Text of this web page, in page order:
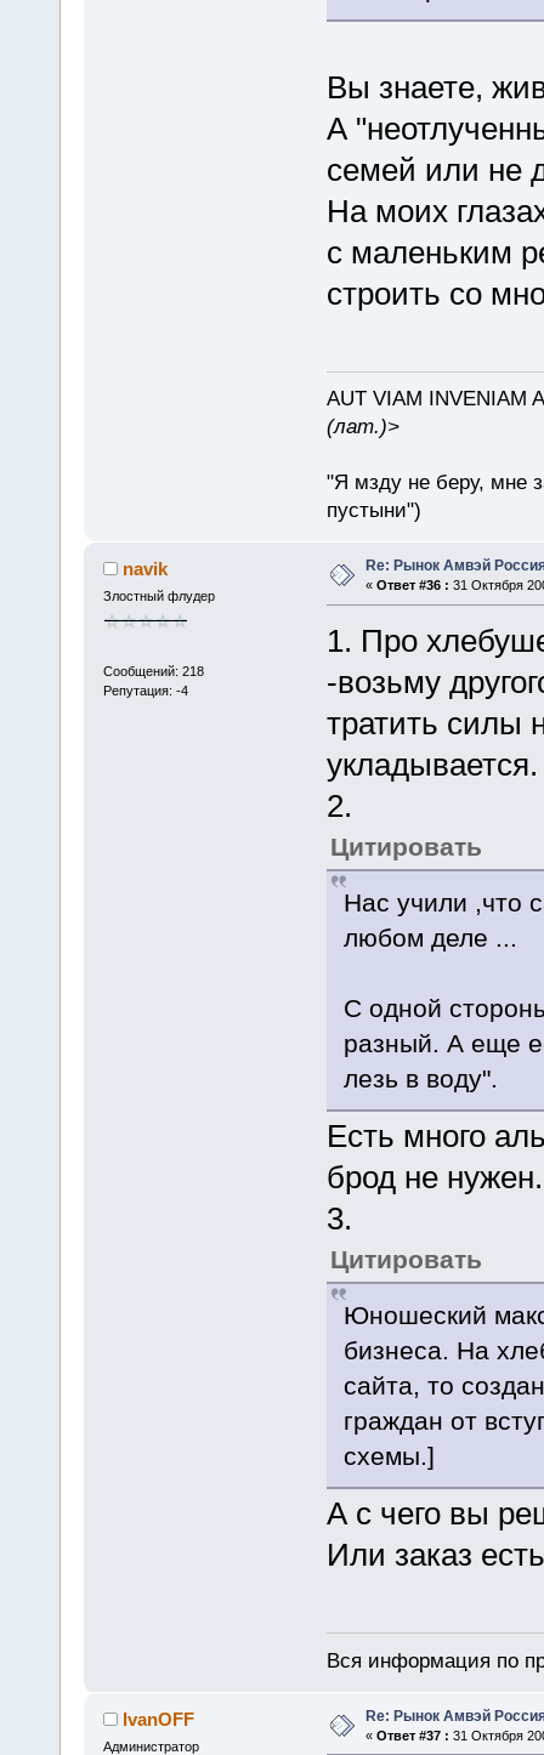
Вы знаете,
А
семей или не
На моих
с маленьким
строить со
AUT VIAM INVENIAM
(лат.)>
"Я мзду не беру, мне
пустыни")
navik
Злостный флудер
Сообщений: 218
Репутация: -4
Re: Рынок Амвэй
« Ответ #36 : 31 Октября
1. Про
-возьму
тратить силы
2.
Цитировать
Нас учили ,что
любом деле ...
С одной
разный. А еще
лезь в воду".
Есть много
брод не нужен.
3.
Цитировать
Юношеский
бизнеса. На
сайта, то
граждан от
схемы.]
А с чего вы
Или заказ
Вся информация по
IvanOFF
Администратор
Re: Рынок Амвэй
« Ответ #37 : 31 Октября